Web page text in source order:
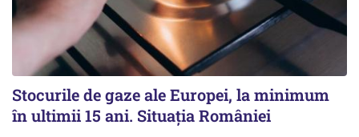
Stocurile de gaze ale Europei, la minimum
în ultimii 15 ani. Situația României